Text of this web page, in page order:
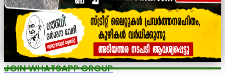
JOIN WHATSAPP GROUP